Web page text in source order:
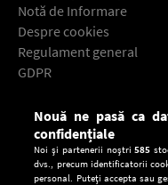
Notă de Informare
Despre cookies
Regulament general
GDPR
Descarcă gratuit
Nouă ne pasă ca
confidențiale
Noi și partenerii noștri585
dvs., precum identificatorii
personal. Puteți accepta sau